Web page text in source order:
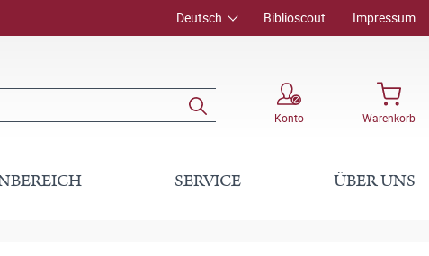
Deutsch Biblioscout Impressum
Konto Warenkorb
SERVICE ÜBER UNS